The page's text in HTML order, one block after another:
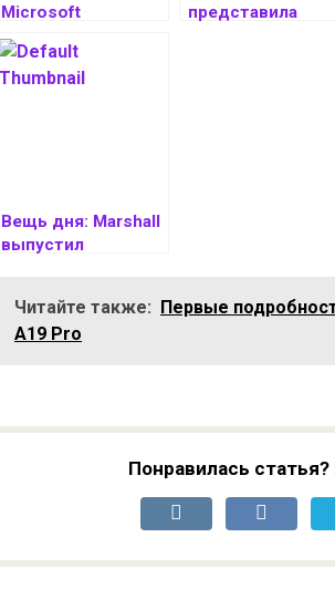
Microsoft
представила свой
первый квантовый
процессор
представила
Вещь дня: Marshall
выпустил
автономностью в
50 часов
Читайте также: Первые
A19 Pro
Понравилась